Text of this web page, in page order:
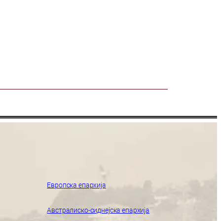
Европска епархија
Австралиско-сиднејска епархија